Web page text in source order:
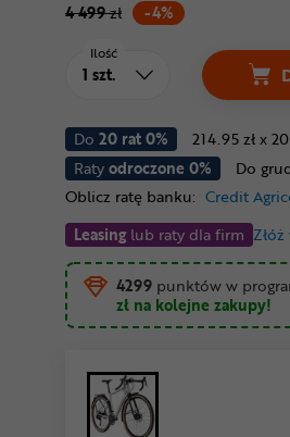
-4%
4 499zł
Do 20 rat 0%
214.95 zł x
Ratyodroczone 0%
Do
Oblicz ratę banku: Credit
Leasinglub raty dla firm
Ilość
4299 punktów w
zł na kolejne zakupy!